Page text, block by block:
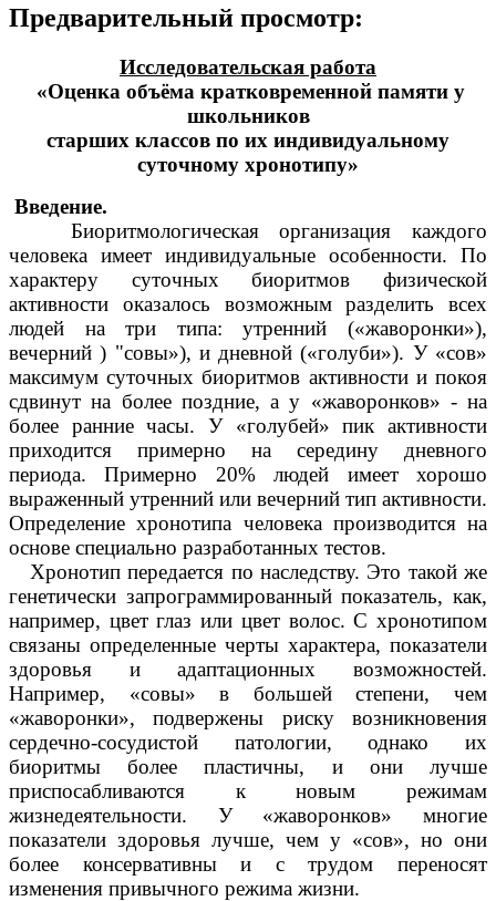
Предварительный просмотр:
Исследовательская работа
«Оценка объёма кратковременной памяти у
школьников
старших классов по их индивидуальному
суточному хронотипу»
Введение.
Биоритмологическая организация каждого
человека имеет индивидуальные особенности. По
характеру суточных биоритмов физической
активности оказалось возможным разделить всех
людей на три типа: утренний («жаворонки»),
вечерний ) "совы»), и дневной («голуби»). У «сов»
максимум суточных биоритмов активности и покоя
сдвинут на более поздние, а у «жаворонков» - на
более ранние часы. У «голубей» пик активности
приходится примерно на середину дневного
периода. Примерно 20% людей имеет хорошо
выраженный утренний или вечерний тип активности.
Определение хронотипа человека производится на
основе специально разработанных тестов.
Хронотип передается по наследству. Это такой же
генетически запрограммированный показатель, как,
например, цвет глаз или цвет волос. С хронотипом
связаны определенные черты характера, показатели
здоровья и адаптационных возможностей.
Например, «совы» в большей степени, чем
«жаворонки», подвержены риску возникновения
сердечно-сосудистой патологии, однако их
биоритмы более пластичны, и они лучше
приспосабливаются к новым режимам
жизнедеятельности. У «жаворонков» многие
показатели здоровья лучше, чем у «сов», но они
более консервативны и с трудом переносят
изменения привычного режима жизни.